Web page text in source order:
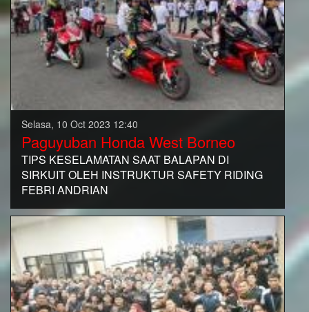
Selasa, 10 Oct 2023 12:40
Paguyuban Honda West Borneo
TIPS KESELAMATAN SAAT BALAPAN DI
SIRKUIT OLEH INSTRUKTUR SAFETY RIDING
FEBRI ANDRIAN